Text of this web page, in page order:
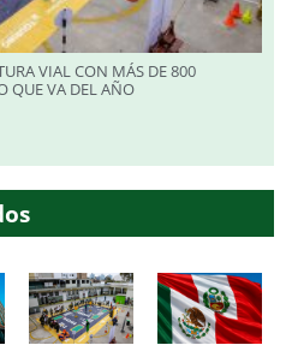
VIAL CON MÁS DE 800
QUE VA DEL AÑO